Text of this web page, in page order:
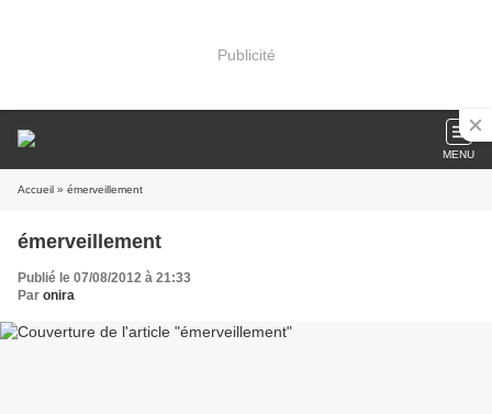
Publicité
MENU
Accueil » émerveillement
émerveillement
Publié le 07/08/2012 à 21:33
Par onira